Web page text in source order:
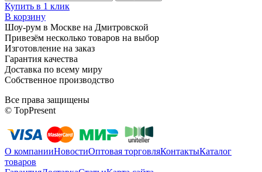
Купить в 1 клик
В корзину
Шоу-рум в Москве на Дмитровской
Привезём несколько товаров на выбор
Изготовление на заказ
Гарантия качества
Доставка по всему миру
Собственное производство
Все права защищены
© TopPresent
О компанииНовостиОптовая торговляКонтактыКаталог
товаров